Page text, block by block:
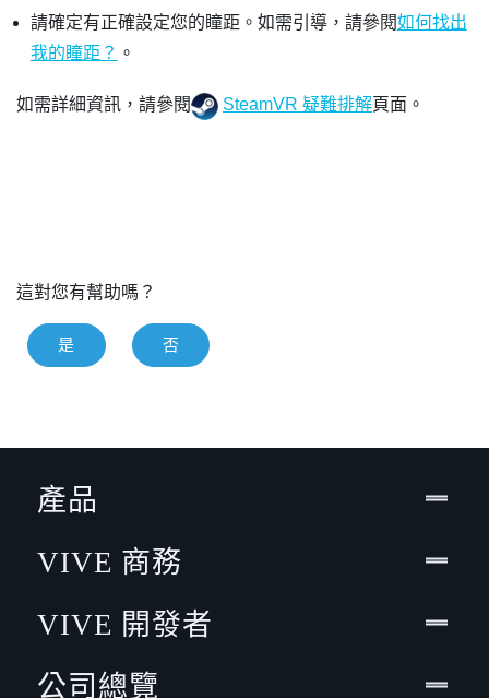
請確定有正確設定您的瞳距。如需引導，請參閱如何找出
我的瞳距？ 。
如需詳細資訊，請參閱 SteamVR 疑難排解頁面。
這對您有幫助嗎？
是 否
產品
VIVE 商務
VIVE 開發者
公司總覽